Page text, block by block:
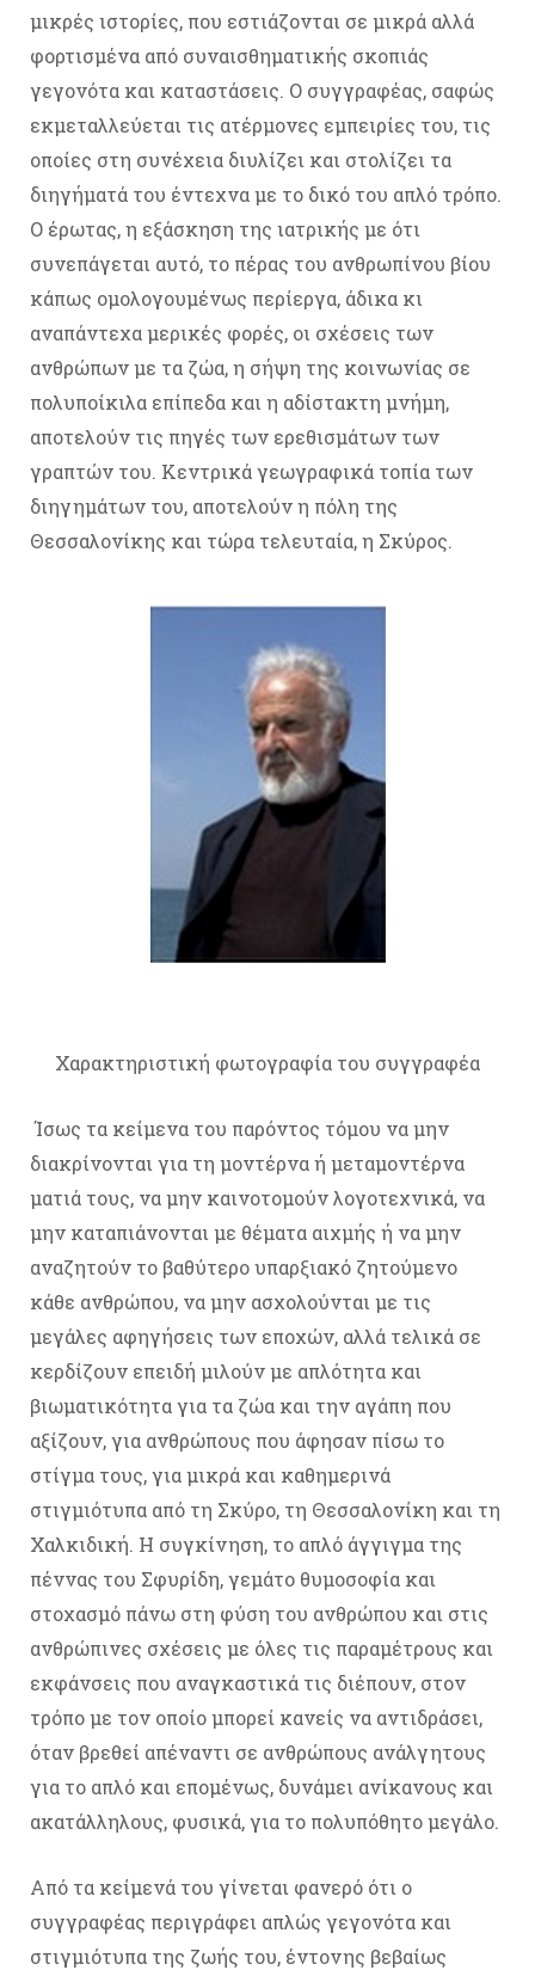
μικρές ιστορίες, που εστιάζονται σε μικρά αλλά
φορτισμένα από συναισθηματικής σκοπιάς
γεγονότα και καταστάσεις. Ο συγγραφέας, σαφώς
εκμεταλλεύεται τις ατέρμονες εμπειρίες του, τις
οποίες στη συνέχεια διυλίζει και στολίζει τα
διηγήματά του έντεχνα με το δικό του απλό τρόπο.
Ο έρωτας, η εξάσκηση της ιατρικής με ότι
συνεπάγεται αυτό, το πέρας του ανθρωπίνου βίου
κάπως ομολογουμένως περίεργα, άδικα κι
αναπάντεχα μερικές φορές, οι σχέσεις των
ανθρώπων με τα ζώα, η σήψη της κοινωνίας σε
πολυποίκιλα επίπεδα και η αδίστακτη μνήμη,
αποτελούν τις πηγές των ερεθισμάτων των
γραπτών του. Κεντρικά γεωγραφικά τοπία των
διηγημάτων του, αποτελούν η πόλη της
Θεσσαλονίκης και τώρα τελευταία, η Σκύρος.
Χαρακτηριστική φωτογραφία του συγγραφέα
Ίσως τα κείμενα του παρόντος τόμου να μην
διακρίνονται για τη μοντέρνα ή μεταμοντέρνα
ματιά τους, να μην καινοτομούν λογοτεχνικά, να
μην καταπιάνονται με θέματα αιχμής ή να μην
αναζητούν το βαθύτερο υπαρξιακό ζητούμενο
κάθε ανθρώπου, να μην ασχολούνται με τις
μεγάλες αφηγήσεις των εποχών, αλλά τελικά σε
κερδίζουν επειδή μιλούν με απλότητα και
βιωματικότητα για τα ζώα και την αγάπη που
αξίζουν, για ανθρώπους που άφησαν πίσω το
στίγμα τους, για μικρά και καθημερινά
στιγμιότυπα από τη Σκύρο, τη Θεσσαλονίκη και τη
Χαλκιδική. Η συγκίνηση, το απλό άγγιγμα της
πέννας του Σφυρίδη, γεμάτο θυμοσοφία και
στοχασμό πάνω στη φύση του ανθρώπου και στις
ανθρώπινες σχέσεις με όλες τις παραμέτρους και
εκφάνσεις που αναγκαστικά τις διέπουν, στον
τρόπο με τον οποίο μπορεί κανείς να αντιδράσει,
όταν βρεθεί απέναντι σε ανθρώπους ανάλγητους
για το απλό και επομένως, δυνάμει ανίκανους και
ακατάλληλους, φυσικά, για το πολυπόθητο μεγάλο.
Από τα κείμενά του γίνεται φανερό ότι ο
συγγραφέας περιγράφει απλώς γεγονότα και
στιγμιότυπα της ζωής του, έντονης βεβαίως